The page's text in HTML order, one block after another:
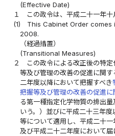
(Effective Date)
１
この政令は、平成二十一年十
(1)
This Cabinet Order
2008.
（経過措置）
(Transitional Measures)
２
この政令による改正後の特
等及び管理の改善の促進に関
二年度以降において把握すべき
把握等及び管理の改善の促進
る第一種指定化学物質の排出
いう。）並びに平成二十三年
等について適用し、平成二十
及び平成二十二年度において届